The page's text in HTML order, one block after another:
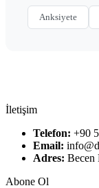
Anksiyete
İletişim
Telefon: +90
Email:
Adres: Becen
Abone Ol